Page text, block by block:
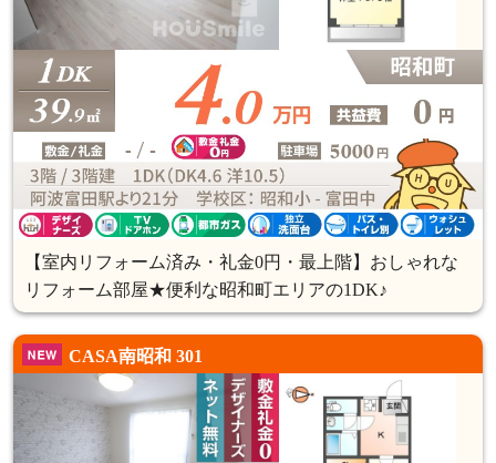
【室内リフォーム済み・礼金0円・最上階】おしゃれな
リフォーム部屋★便利な昭和町エリアの1DK♪
CASA南昭和 301